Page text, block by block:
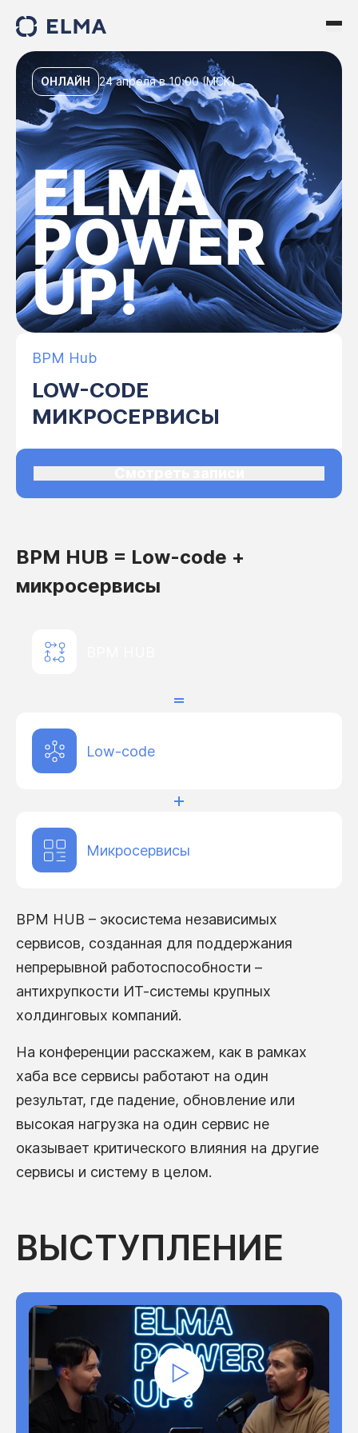
ОНЛАЙН 24 апреля в 10:00 (МСК)
ELMA
POWER
UP!
BPM Hub
LOW-CODE
МИКРОСЕРВИСЫ
BPM HUB = Low-code +
микросервисы
Low-code
Микросервисы
BPM HUB – экосистема независимых
сервисов, созданная для поддержания
непрерывной работоспособности –
антихрупкости ИТ-системы крупных
холдинговых компаний.
На конференции расскажем, как в рамках
хаба все сервисы работают на один
результат, где падение, обновление или
высокая нагрузка на один сервис не
оказывает критического влияния на другие
сервисы и систему в целом.
ВЫСТУПЛЕНИЕ